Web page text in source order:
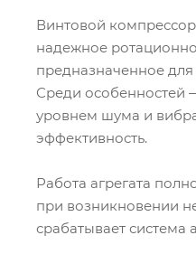
Винтовой
надежное
предназначенное
Среди особенностей
уровнем шума и
эффективность.
Работа агрегата
при возникновении
срабатывает система